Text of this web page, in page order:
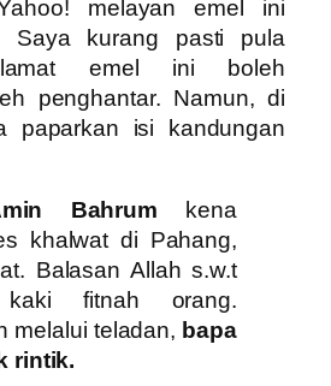
melayan emel ini
Saya kurang pasti pula
emel ini boleh
penghantar. Namun, di
paparkan isi kandungan
Bahrum kena
khalwat di Pahang,
Balasan Allah s.w.t
kaki fitnah orang.
melalui teladan, bapa
rintik.